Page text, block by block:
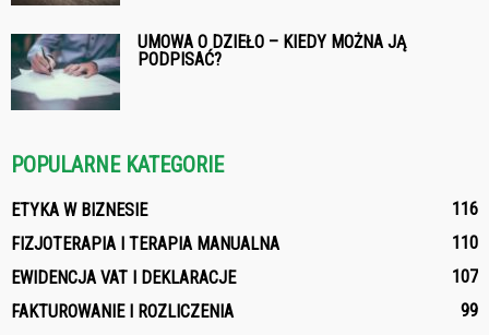
UMOWA O DZIEŁO – KIEDY MOŻNA JĄ
PODPISAĆ?
POPULARNE KATEGORIE
ETYKA W BIZNESIE
116
FIZJOTERAPIA I TERAPIA MANUALNA
110
EWIDENCJA VAT I DEKLARACJE
107
FAKTUROWANIE I ROZLICZENIA
99